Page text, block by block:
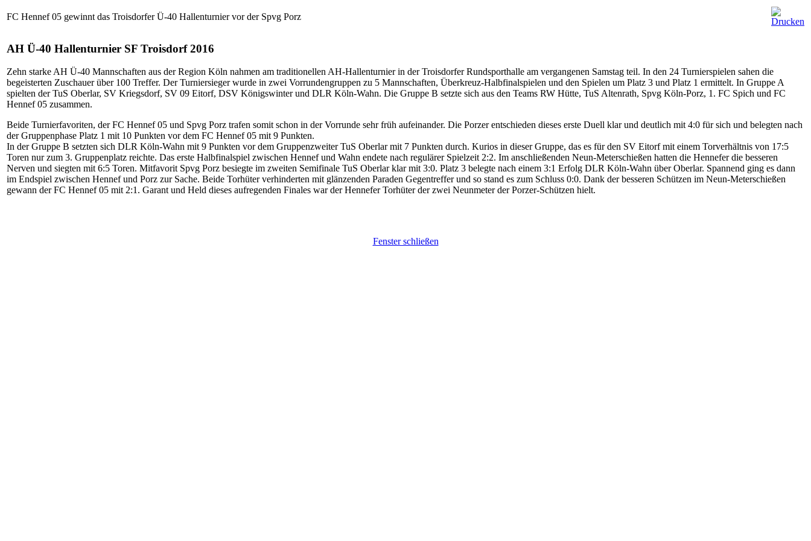
FC Hennef 05 gewinnt das Troisdorfer Ü-40 Hallenturnier vor der Spvg Porz
AH Ü-40 Hallenturnier SF Troisdorf 2016
Zehn starke AH Ü-40 Mannschaften aus der Region Köln nahmen am traditionellen AH-Hallenturnier in der Troisdorfer Rundsporthalle am vergangenen Samstag teil. In den 24 Turnierspielen sahen die
begeisterten Zuschauer über 100 Treffer. Der Turniersieger wurde in zwei Vorrundengruppen zu 5 Mannschaften, Überkreuz-Halbfinalspielen und den Spielen um Platz 3 und Platz 1 ermittelt. In Gruppe A
spielten der TuS Oberlar, SV Kriegsdorf, SV 09 Eitorf, DSV Königswinter und DLR Köln-Wahn. Die Gruppe B setzte sich aus den Teams RW Hütte, TuS Altenrath, Spvg Köln-Porz, 1. FC Spich und FC
Hennef 05 zusammen.
Beide Turnierfavoriten, der FC Hennef 05 und Spvg Porz trafen somit schon in der Vorrunde sehr früh aufeinander. Die Porzer entschieden dieses erste Duell klar und deutlich mit 4:0 für sich und belegten nach
der Gruppenphase Platz 1 mit 10 Punkten vor dem FC Hennef 05 mit 9 Punkten.
In der Gruppe B setzten sich DLR Köln-Wahn mit 9 Punkten vor dem Gruppenzweiter TuS Oberlar mit 7 Punkten durch. Kurios in dieser Gruppe, das es für den SV Eitorf mit einem Torverhältnis von 17:5
Toren nur zum 3. Gruppenplatz reichte. Das erste Halbfinalspiel zwischen Hennef und Wahn endete nach regulärer Spielzeit 2:2. Im anschließenden Neun-Meterschießen hatten die Hennefer die besseren
Nerven und siegten mit 6:5 Toren. Mitfavorit Spvg Porz besiegte im zweiten Semifinale TuS Oberlar klar mit 3:0. Platz 3 belegte nach einem 3:1 Erfolg DLR Köln-Wahn über Oberlar. Spannend ging es dann
im Endspiel zwischen Hennef und Porz zur Sache. Beide Torhüter verhinderten mit glänzenden Paraden Gegentreffer und so stand es zum Schluss 0:0. Dank der besseren Schützen im Neun-Meterschießen
gewann der FC Hennef 05 mit 2:1. Garant und Held dieses aufregenden Finales war der Hennefer Torhüter der zwei Neunmeter der Porzer-Schützen hielt.
Fenster schließen